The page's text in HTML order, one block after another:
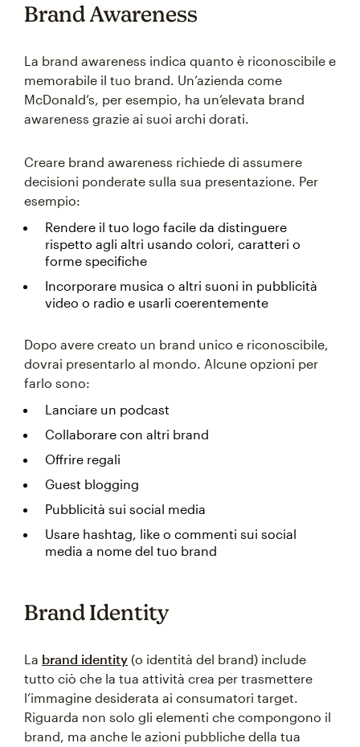
Brand Awareness
La brand awareness indica quanto è riconoscibile e
memorabile il tuo brand. Un’azienda come
McDonald’s, per esempio, ha un’elevata brand
awareness grazie ai suoi archi dorati.
Creare brand awareness richiede di assumere
decisioni ponderate sulla sua presentazione. Per
esempio:
Rendere il tuo logo facile da distinguere
rispetto agli altri usando colori, caratteri o
forme specifiche
Incorporare musica o altri suoni in pubblicità
video o radio e usarli coerentemente
Dopo avere creato un brand unico e riconoscibile,
dovrai presentarlo al mondo. Alcune opzioni per
farlo sono:
Lanciare un podcast
Collaborare con altri brand
Offrire regali
Guest blogging
Pubblicità sui social media
Usare hashtag, like o commenti sui social
media a nome del tuo brand
Brand Identity
La brand identity (o identità del brand) include
tutto ciò che la tua attività crea per trasmettere
l’immagine desiderata ai consumatori target.
Riguarda non solo gli elementi che compongono il
brand, ma anche le azioni pubbliche della tua